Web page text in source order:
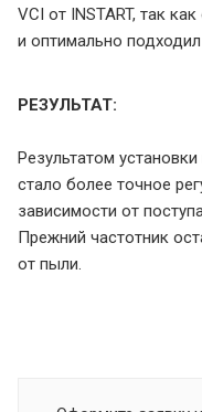
VCI от INSTART, так
и оптимально
РЕЗУЛЬТАТ:
Результатом
стало более точное
зависимости от
Прежний частотник
от пыли.